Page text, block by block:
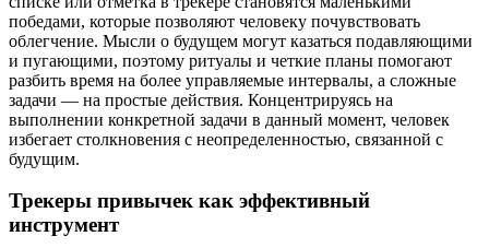
победами, которые позволяют человеку почувствовать
облегчение. Мысли о будущем могут казаться подавляющими
и пугающими, поэтому ритуалы и четкие планы помогают
разбить время на более управляемые интервалы, а сложные
задачи — на простые действия. Концентрируясь на
выполнении конкретной задачи в данный момент, человек
избегает столкновения с неопределенностью, связанной с
будущим.
Трекеры привычек как эффективный
инструмент